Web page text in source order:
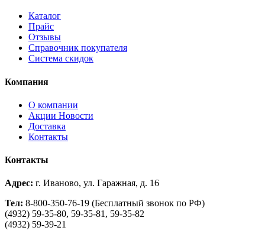
Каталог
Прайс
Отзывы
Справочник покупателя
Система скидок
Компания
О компании
Aкции Новости
Доставка
Контакты
Контакты
Адрес: г. Иваново, ул. Гаражная, д. 16
Тел: 8-800-350-76-19 (Бесплатный звонок по РФ)
(4932) 59-35-80, 59-35-81, 59-35-82
(4932) 59-39-21